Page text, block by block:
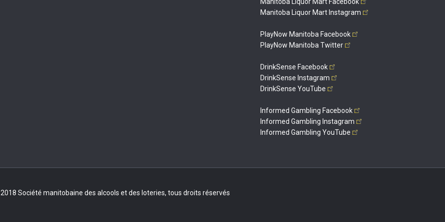
Manitoba Liquor Mart Instagram
PlayNow Manitoba Facebook
PlayNow Manitoba Twitter
DrinkSense Facebook
DrinkSense Instagram
DrinkSense YouTube
Informed Gambling Facebook
Informed Gambling Instagram
Informed Gambling YouTube
Société manitobaine des alcools et des loteries, tous droits réservés